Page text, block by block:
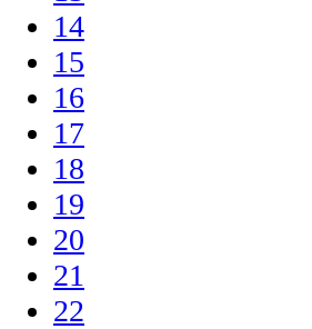
14
15
16
17
18
19
20
21
22